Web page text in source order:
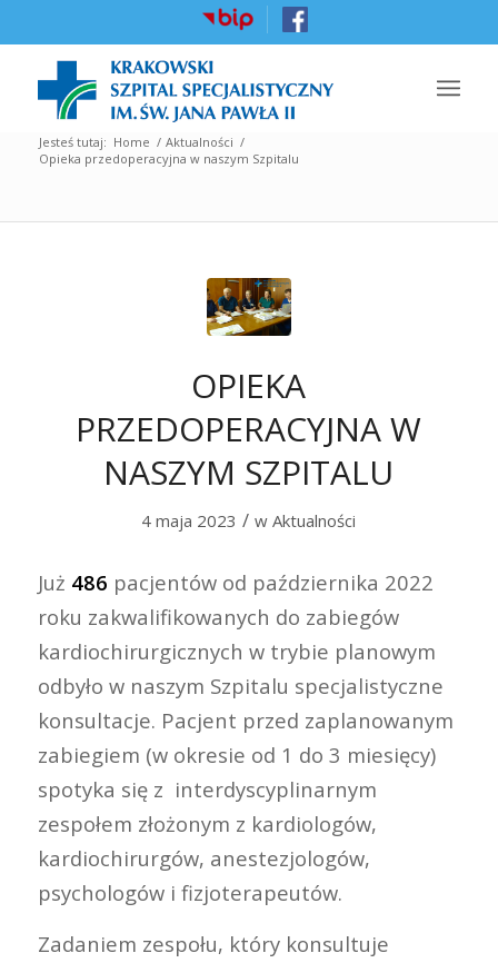
Jesteś tutaj: Home / Aktualności /
Opieka przedoperacyjna w naszym Szpitalu
OPIEKA
PRZEDOPERACYJNA W
NASZYM SZPITALU
4 maja 2023 / wAktualności
Już 486 pacjentów od października 2022
roku zakwalifikowanych do zabiegów
kardiochirurgicznych w trybie planowym
odbyło w naszym Szpitalu specjalistyczne
konsultacje. Pacjent przed zaplanowanym
zabiegiem (w okresie od 1 do 3 miesięcy)
spotyka się z interdyscyplinarnym
zespołem złożonym z kardiologów,
kardiochirurgów, anestezjologów,
psychologów i fizjoterapeutów.
Zadaniem zespołu, który konsultuje